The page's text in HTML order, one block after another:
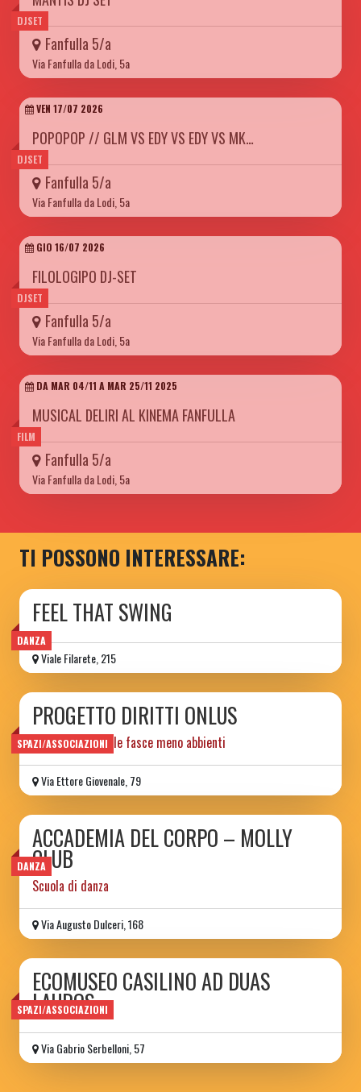
DJSET
Fanfulla 5/a
Via Fanfulla da Lodi, 5a
DJSET
VEN 17/07 2026
POPOPOP // GLM VS EDY VS EDY VS MK…
Fanfulla 5/a
Via Fanfulla da Lodi, 5a
DJSET
GIO 16/07 2026
FILOLOGIPO DJ-SET
Fanfulla 5/a
Via Fanfulla da Lodi, 5a
FILM
DA MAR 04/11 A MAR 25/11 2025
MUSICAL DELIRI AL KINEMA FANFULLA
Fanfulla 5/a
Via Fanfulla da Lodi, 5a
TI POSSONO INTERESSARE:
DANZA
FEEL THAT SWING
Viale Filarete, 215
SPAZI/ASSOCIAZIONI
PROGETTO DIRITTI ONLUS
tutela legale delle fasce meno abbienti
Via Ettore Giovenale, 79
DANZA
ACCADEMIA DEL CORPO – MOLLY
CLUB
Scuola di danza
Via Augusto Dulceri, 168
SPAZI/ASSOCIAZIONI
ECOMUSEO CASILINO AD DUAS
LAUROS
Via Gabrio Serbelloni, 57